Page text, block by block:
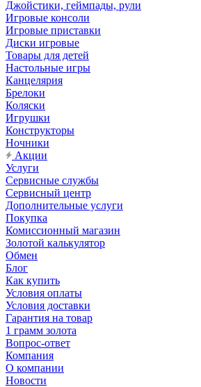
Джойстики, геймпады, рули
Игровые консоли
Игровые приставки
Диски игровые
Товары для детей
Настольные игры
Канцелярия
Брелоки
Коляски
Игрушки
Конструкторы
Ночники
Акции
Услуги
Сервисные службы
Сервисный центр
Дополнительные услуги
Покупка
Комиссионный магазин
Золотой калькулятор
Обмен
Блог
Как купить
Условия оплаты
Условия доставки
Гарантия на товар
1 грамм золота
Вопрос-ответ
Компания
О компании
Новости